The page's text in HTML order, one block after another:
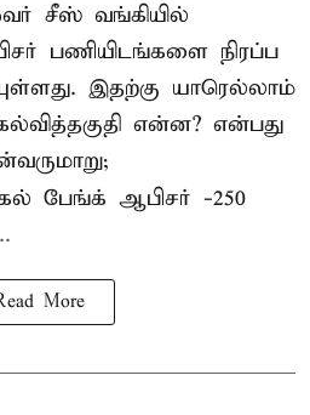
சீஸ் வங்கியில்
பணியிடங்களை நிரப்ப
இதற்கு யாரெல்லாம்
என்ன? என்பது
பேங்க் ஆபிசர் -250
More